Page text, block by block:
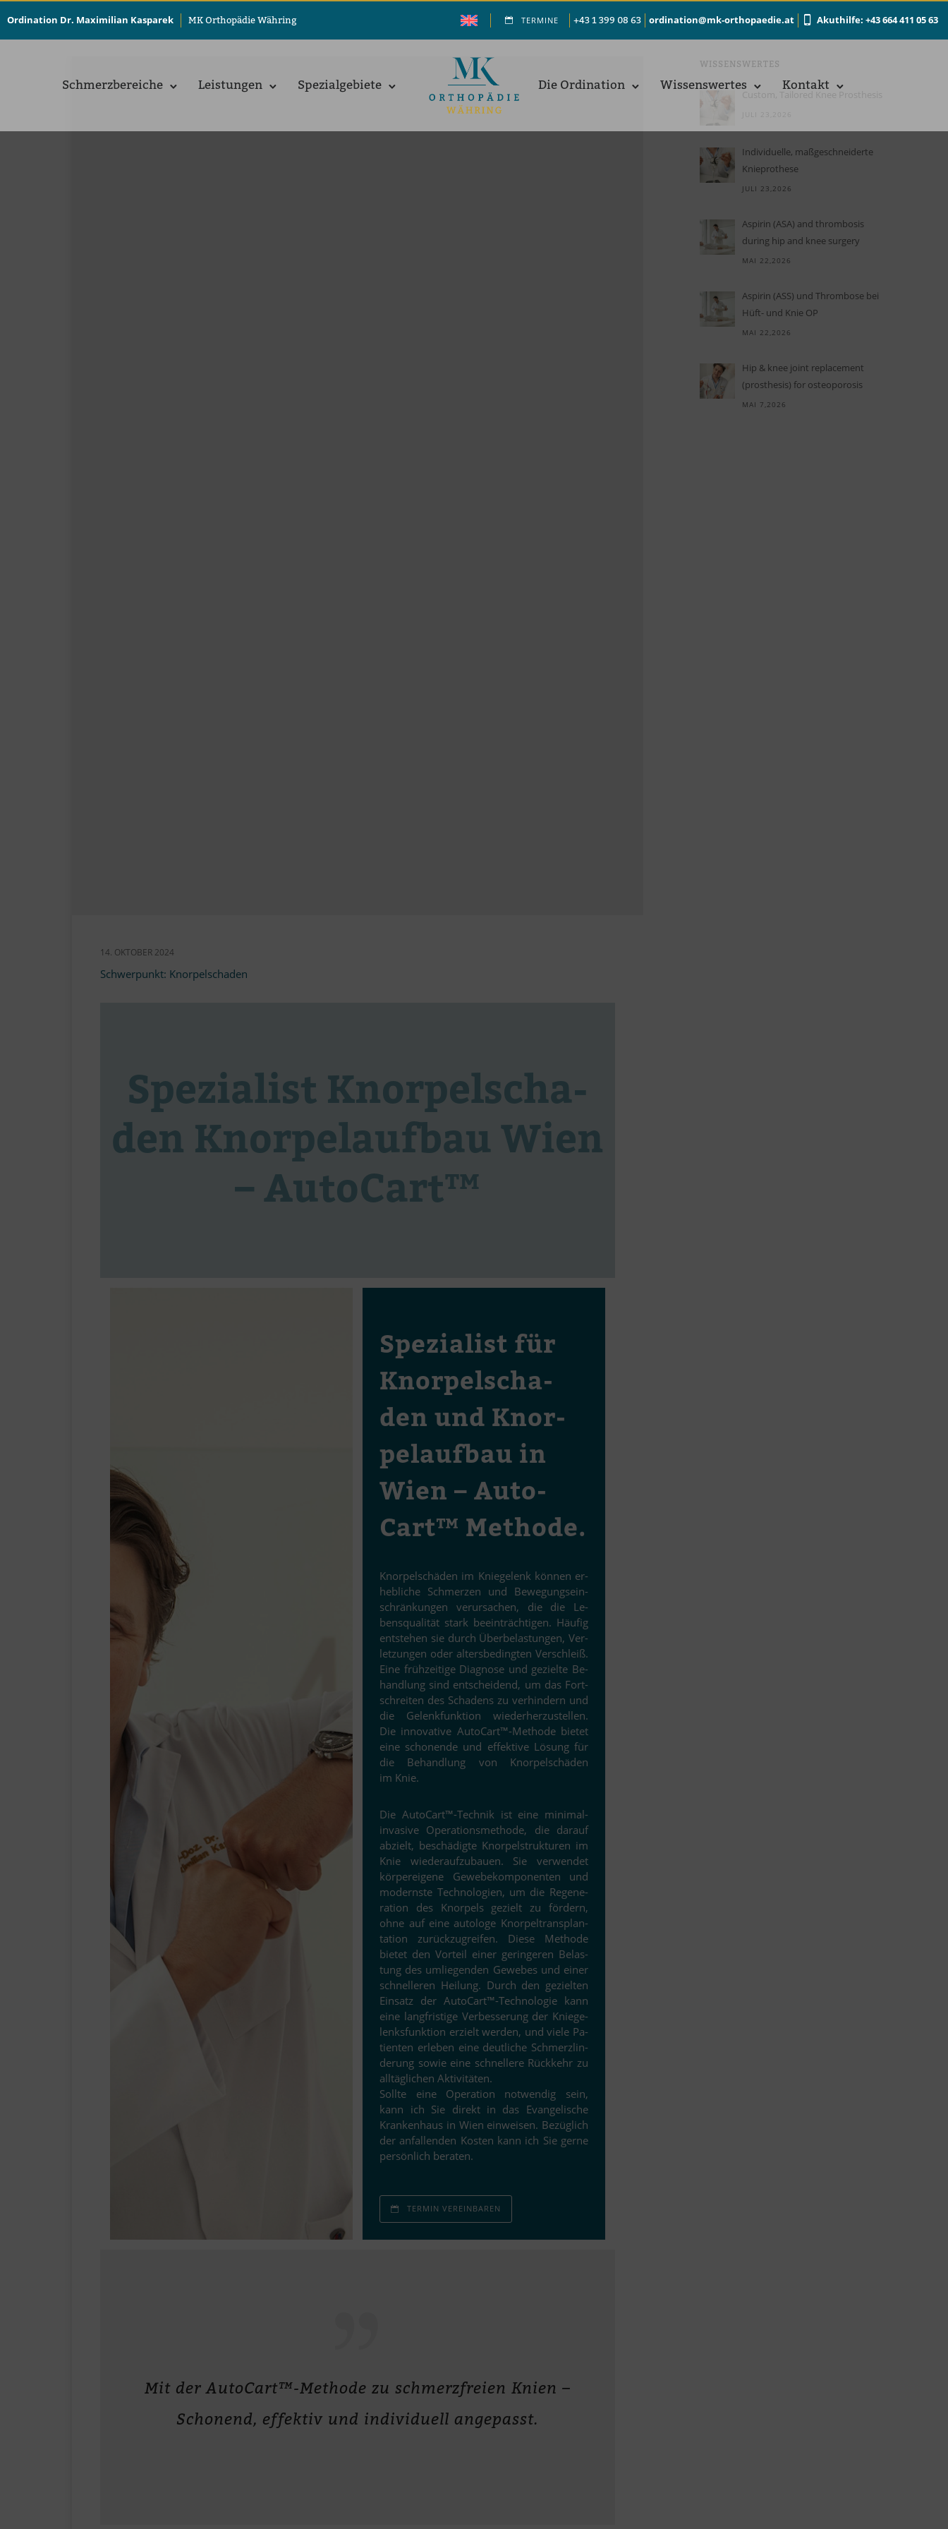
Ordination Dr. Maximilian Kasparek MK Orthopädie Währing TERMINE +43 1 399 08 63 ordination@mk-orthopaedie.at Akuthilfe: +43 664 411 05 63
Schmerz­be­rei­che Leis­tun­gen Spe­zi­al­ge­biete Die Ordi­na­ti­on Wis­sens­wer­tes Kon­takt
14. OKTOBER 2024
Schwer­punkt: Knorpelschaden
Spe­zia­list Knor­pel­scha­
den Knor­pel­auf­bau Wien
– AutoCart™
Spe­zia­list für
Knor­pel­scha­
den und Knor­
pel­auf­bau in
Wien – Au­to­
Cart™ Methode.
Knor­pel­schä­den im Knie­ge­lenk kön­nen er­
heb­li­che Schmer­zen und Be­we­gungs­ein­
schrän­kun­gen ver­ur­sa­chen, die die Le­
bens­qua­li­tät stark be­ein­träch­ti­gen. Häu­fig
ent­ste­hen sie durch Über­be­las­tun­gen, Ver­
let­zun­gen oder al­ters­be­ding­ten Ver­schleiß.
Eine früh­zei­tige Dia­gnose und ge­zielte Be­
hand­lung sind ent­schei­dend, um das Fort­
schrei­ten des Scha­dens zu ver­hin­dern und
die Ge­lenk­funk­tion wie­der­her­zu­stel­len.
Die in­no­va­tive AutoCart™-Methode bie­tet
eine scho­nende und ef­fek­tive Lö­sung für
die Be­hand­lung von Knor­pel­schä­den
im Knie.
Die AutoCart™-Technik ist eine minimal­
invasive Ope­ra­ti­ons­me­thode, die dar­auf
ab­zielt, be­schä­digte Knor­pel­struk­tu­ren im
Knie wie­der­auf­zu­bauen. Sie ver­wen­det
kör­per­ei­gene Ge­we­be­kom­po­nen­ten und
mo­dernste Tech­no­lo­gien, um die Re­ge­ne­
ra­tion des Knor­pels ge­zielt zu för­dern,
ohne auf eine au­to­loge Knor­pel­trans­plan­
ta­tion zu­rück­zu­grei­fen. Diese Methode
bie­tet den Vor­teil ei­ner ge­rin­ge­ren Be­las­
tung des um­lie­gen­den Ge­we­bes und ei­ner
schnel­le­ren Hei­lung. Durch den ge­ziel­ten
Ein­satz der AutoCart™-Technologie kann
eine lang­fris­tige Ver­bes­se­rung der Knie­ge­
lenks­funk­tion er­zielt wer­den, und viele Pa­
ti­en­ten er­le­ben eine deut­li­che Schmerz­lin­
de­rung so­wie eine schnel­lere Rück­kehr zu
all­täg­li­chen Aktivitäten.
Sollte eine Ope­ra­tion not­wen­dig sein,
kann ich Sie di­rekt in das Evan­ge­li­sche
Kran­ken­haus in Wien ein­wei­sen. Be­züg­lich
der an­fal­len­den Kos­ten kann ich Sie gerne
per­sön­lich beraten.
TER­MIN VER­EIN­BA­REN
Mit der AutoCart™-Methode zu schmerz­freien Knien –
Scho­nend, ef­fek­tiv und in­di­vi­du­ell angepasst.
WIS­SENS­WER­TES
Custom, Tailored Knee Prosthesis
In­di­vi­du­elle, maß­ge­schnei­derte
Knieprothese
JULI 23,2026
Aspirin (ASA) and thrombosis
during hip and knee surgery
MAI 22,2026
Aspi­rin (ASS) und Throm­bose bei
Hüft- und Knie OP
MAI 22,2026
Hip & knee joint replacement
(prosthesis) for osteoporosis
MAI 7,2026